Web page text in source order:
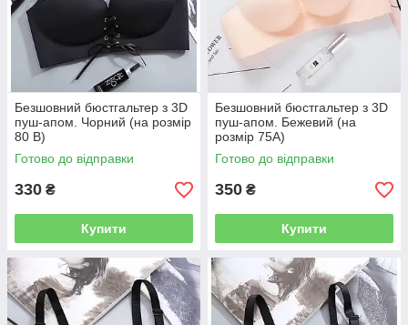
Безшовний бюстгальтер з 3D
пуш-апом. Чорний (на розмір
80 B)
Готово до відправки
330 ₴
Купити
Безшовний бюстгальтер з 3D
пуш-апом. Бежевий (на
розмір 75А)
Готово до відправки
350 ₴
Купити